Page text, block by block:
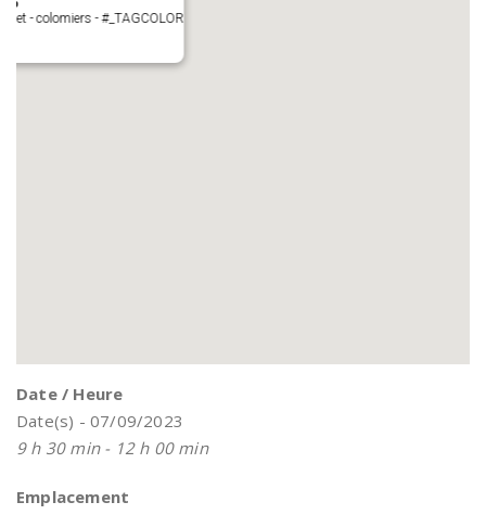
- colomiers - #_TAGCOLOR
Date / Heure
Date(s) - 07/09/2023
9 h 30 min - 12 h 00 min
Emplacement